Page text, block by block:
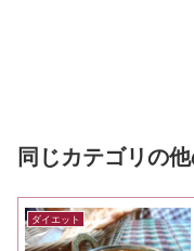
同じカテゴリの
ダイエット